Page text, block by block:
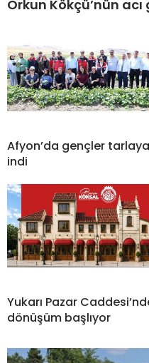
Orkun Kökçü’nün acı
Afyon’da gençler tarlaya
indi
Yukarı Pazar
dönüşüm başlıyor